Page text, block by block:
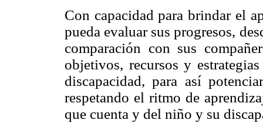
Con capacidad para brindar el
pueda evaluar sus progresos,
comparación con sus
objetivos, recursos y
discapacidad, para así
respetando el ritmo de
que cuenta y del niño y su